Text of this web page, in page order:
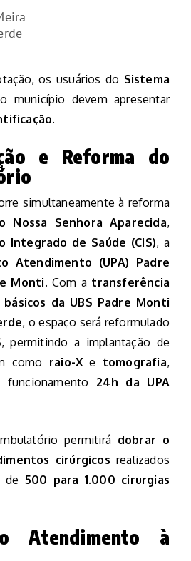
os usuários do Sistema
município devem apresentar
.
e Reforma do
simultaneamente à reforma
Nossa Senhora Aparecida,
Integrado de Saúde (CIS), a
Atendimento (UPA) Padre
Monti. Com a transferência
da UBS Padre Monti
, o espaço será reformulado
, permitindo a implantação de
como raio-X e tomografia,
24h da UPA
permitirá dobrar o
cirúrgicos realizados
de 500 para 1.000 cirurgias
Atendimento à